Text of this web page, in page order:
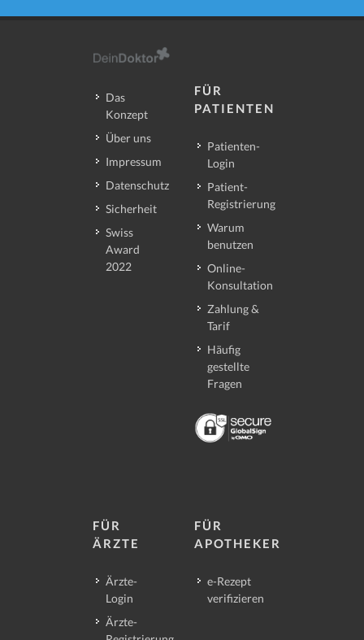
Das
Konzept
Über uns
Impressum
Datenschutz
Sicherheit
Swiss
Award
2022
FÜR
PATIENTEN
Patienten-
Login
Patient-
Registrierung
Warum
benutzen
Online-
Konsultation
Zahlung &
Tarif
Häufig
gestellte
Fragen
FÜR
ÄRZTE
Ärzte-
Login
Ärzte-
FÜR
APOTHEKER
e-Rezept
verifizieren